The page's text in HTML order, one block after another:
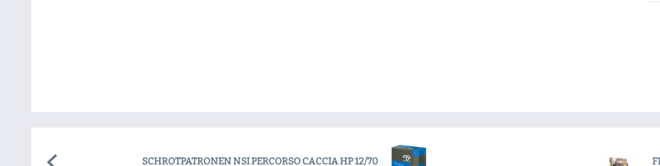
SCHROTPATRONEN NSI PERCORSO CACCIA HP 12/70